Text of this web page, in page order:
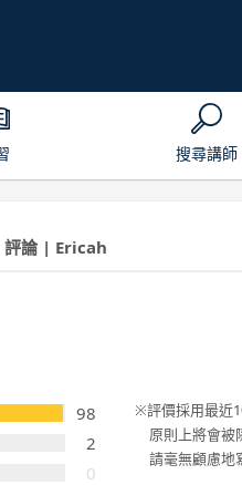
搜尋講師
評論 | Ericah
98
2
0
評價採用最近
原則上將會被
請毫無顧慮地